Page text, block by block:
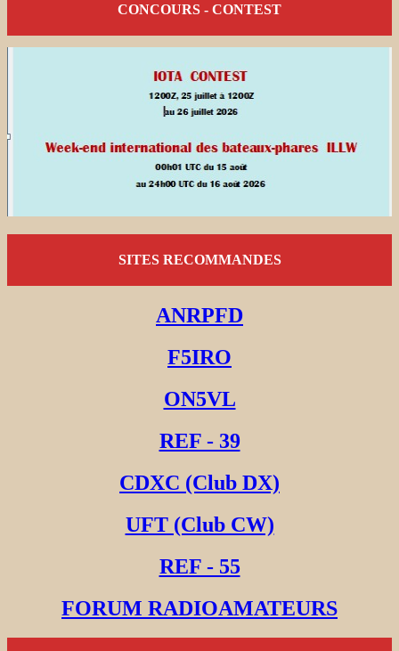
CONCOURS - CONTEST
SITES RECOMMANDES
ANRPFD
F5IRO
ON5VL
REF - 39
CDXC (Club DX)
UFT (Club CW)
REF - 55
FORUM RADIOAMATEURS